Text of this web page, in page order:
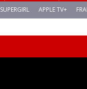
SUPERGIRL APPLE TV+